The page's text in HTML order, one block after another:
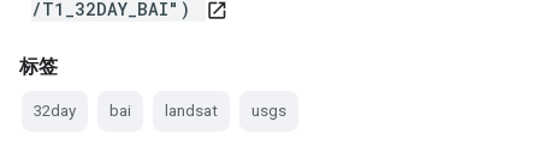
/T1_32DAY_BAI")
open_in_new
标签
32day bai landsat usgs